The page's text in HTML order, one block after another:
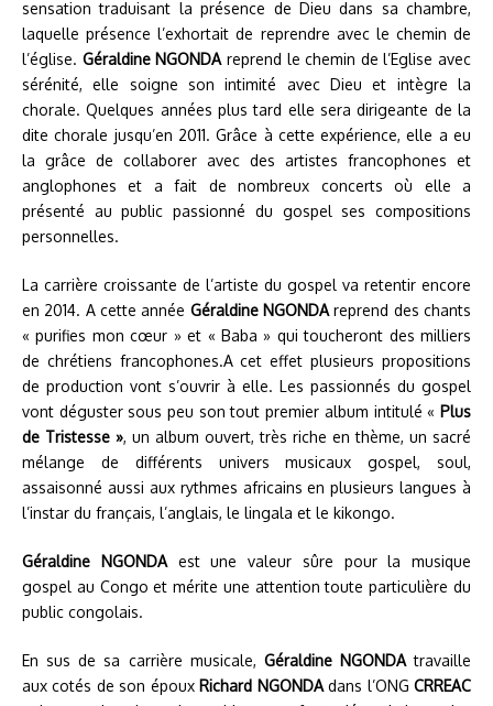
sensation traduisant la présence de Dieu dans sa chambre,
laquelle présence l’exhortait de reprendre avec le chemin de
l’église. Géraldine NGONDA reprend le chemin de l’Eglise avec
sérénité, elle soigne son intimité avec Dieu et intègre la
chorale. Quelques années plus tard elle sera dirigeante de la
dite chorale jusqu’en 2011. Grâce à cette expérience, elle a eu
la grâce de collaborer avec des artistes francophones et
anglophones et a fait de nombreux concerts où elle a
présenté au public passionné du gospel ses compositions
personnelles.
La carrière croissante de l’artiste du gospel va retentir encore
en 2014. A cette année Géraldine NGONDAreprend des chants
« purifies mon cœur » et « Baba » qui toucheront des milliers
de chrétiens francophones.A cet effet plusieurs propositions
de production vont s’ouvrir à elle. Les passionnés du gospel
vont déguster sous peu son tout premier album intitulé « Plus
de Tristesse », un album ouvert, très riche en thème, un sacré
mélange de différents univers musicaux gospel, soul,
assaisonné aussi aux rythmes africains en plusieurs langues à
l’instar du français, l’anglais, le lingala et le kikongo.
Géraldine NGONDA est une valeur sûre pour la musique
gospel au Congo et mérite une attention toute particulière du
public congolais.
En sus de sa carrière musicale, Géraldine NGONDAtravaille
aux cotés de son époux Richard NGONDAdans l’ONGCRREAC